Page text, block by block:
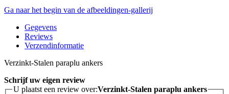
Ga naar het begin van de afbeeldingen-gallerij
Gegevens
Reviews
Verzendinformatie
Verzinkt-Stalen paraplu ankers
Schrijf uw eigen review
U plaatst een review over:Verzinkt-Stalen paraplu ankers